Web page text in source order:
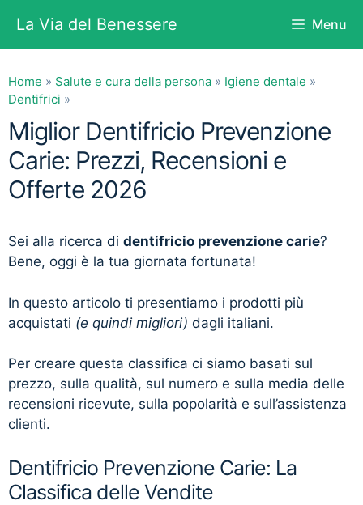
contenuto
La Via del Benessere Menu
Home » Salute e cura della persona » Igiene dentale »
Dentifrici »
Miglior Dentifricio Prevenzione
Carie: Prezzi, Recensioni e
Offerte 2026
Sei alla ricerca di dentifricio prevenzione carie?
Bene, oggi è la tua giornata fortunata!
In questo articolo ti presentiamo i prodotti più
acquistati (e quindi migliori) dagli italiani.
Per creare questa classifica ci siamo basati sul
prezzo, sulla qualità, sul numero e sulla media delle
recensioni ricevute, sulla popolarità e sull’assistenza
clienti.
Dentifricio Prevenzione Carie: La
Classifica delle Vendite